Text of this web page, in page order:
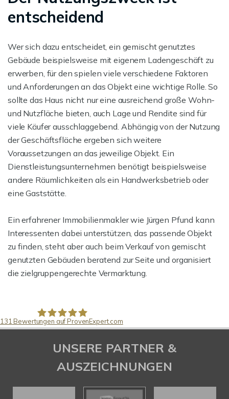
entscheidend
Wer sich dazu entscheidet, ein gemischt genutztes
Gebäude beispielsweise mit eigenem Ladengeschäft zu
erwerben, für den spielen viele verschiedene Faktoren
und Anforderungen an das Objekt eine wichtige Rolle. So
sollte das Haus nicht nur eine ausreichend große Wohn-
und Nutzfläche bieten, auch Lage und Rendite sind für
viele Käufer ausschlaggebend. Abhängig von der Nutzung
der Geschäftsfläche ergeben sich weitere
Voraussetzungen an das jeweilige Objekt. Ein
Dienstleistungsunternehmen benötigt beispielsweise
andere Räumlichkeiten als ein Handwerksbetrieb oder
eine Gaststätte.
Ein erfahrener Immobilienmakler wie Jürgen Pfund kann
Interessenten dabei unterstützen, das passende Objekt
zu finden, steht aber auch beim Verkauf von gemischt
genutzten Gebäuden beratend zur Seite und organisiert
die zielgruppengerechte Vermarktung.
Pfund Immobilien
131 Bewertungen auf ProvenExpert.com
UNSERE PARTNER &
AUSZEICHNUNGEN